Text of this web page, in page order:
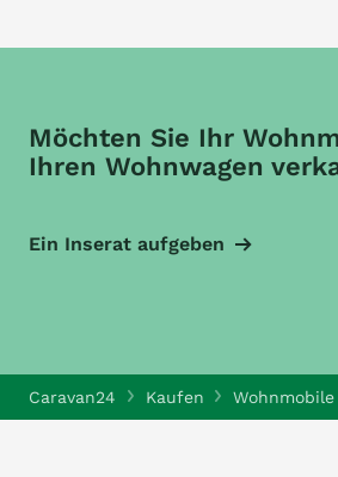
Möchten Sie Ihr
Ihren Wohnwagen
Ein Inserat aufgeben
Caravan24 Kaufen Wohnmobile